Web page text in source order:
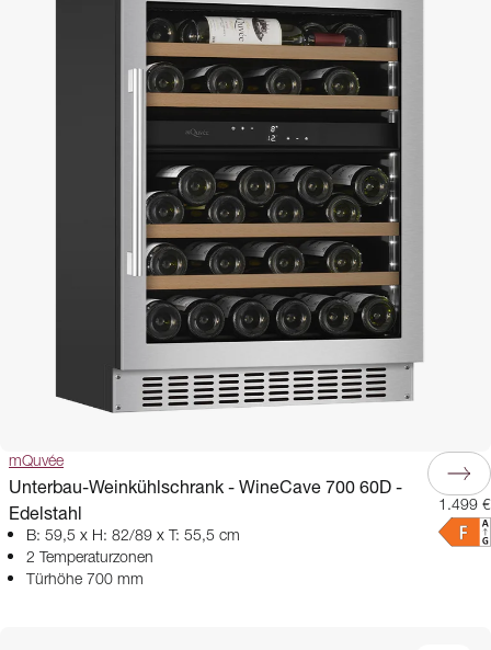
mQuvée
Unterbau-Weinkühlschrank - WineCave 700 60D -
Edelstahl
B: 59,5 x H: 82/89 x T: 55,5 cm
2 Temperaturzonen
Türhöhe 700 mm
1.499 €